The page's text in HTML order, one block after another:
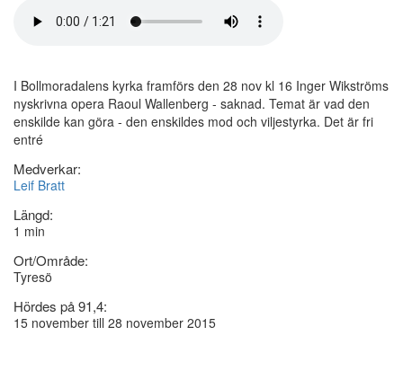
I Bollmoradalens kyrka framförs den 28 nov kl 16 Inger Wikströms
nyskrivna opera Raoul Wallenberg - saknad. Temat är vad den
enskilde kan göra - den enskildes mod och viljestyrka. Det är fri
entré
Medverkar:
Leif Bratt
Längd:
1 min
Ort/Område:
Tyresö
Hördes på 91,4:
15 november till 28 november 2015